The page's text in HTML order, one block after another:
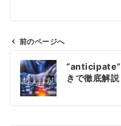
前のページへ
“anticipate”
きで徹底解説